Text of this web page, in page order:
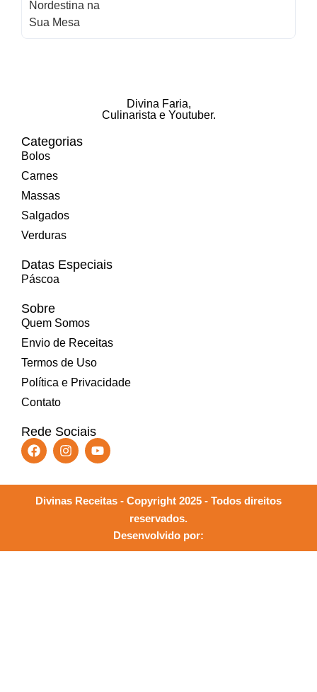
Divina Faria,
Culinarista e Youtuber.
Categorias
Bolos
Carnes
Massas
Salgados
Verduras
Datas Especiais
Páscoa
Sobre
Quem Somos
Envio de Receitas
Termos de Uso
Política e Privacidade
Contato
Rede Sociais
Divinas Receitas - Copyright 2025 - Todos direitos
reservados.
Desenvolvido por: